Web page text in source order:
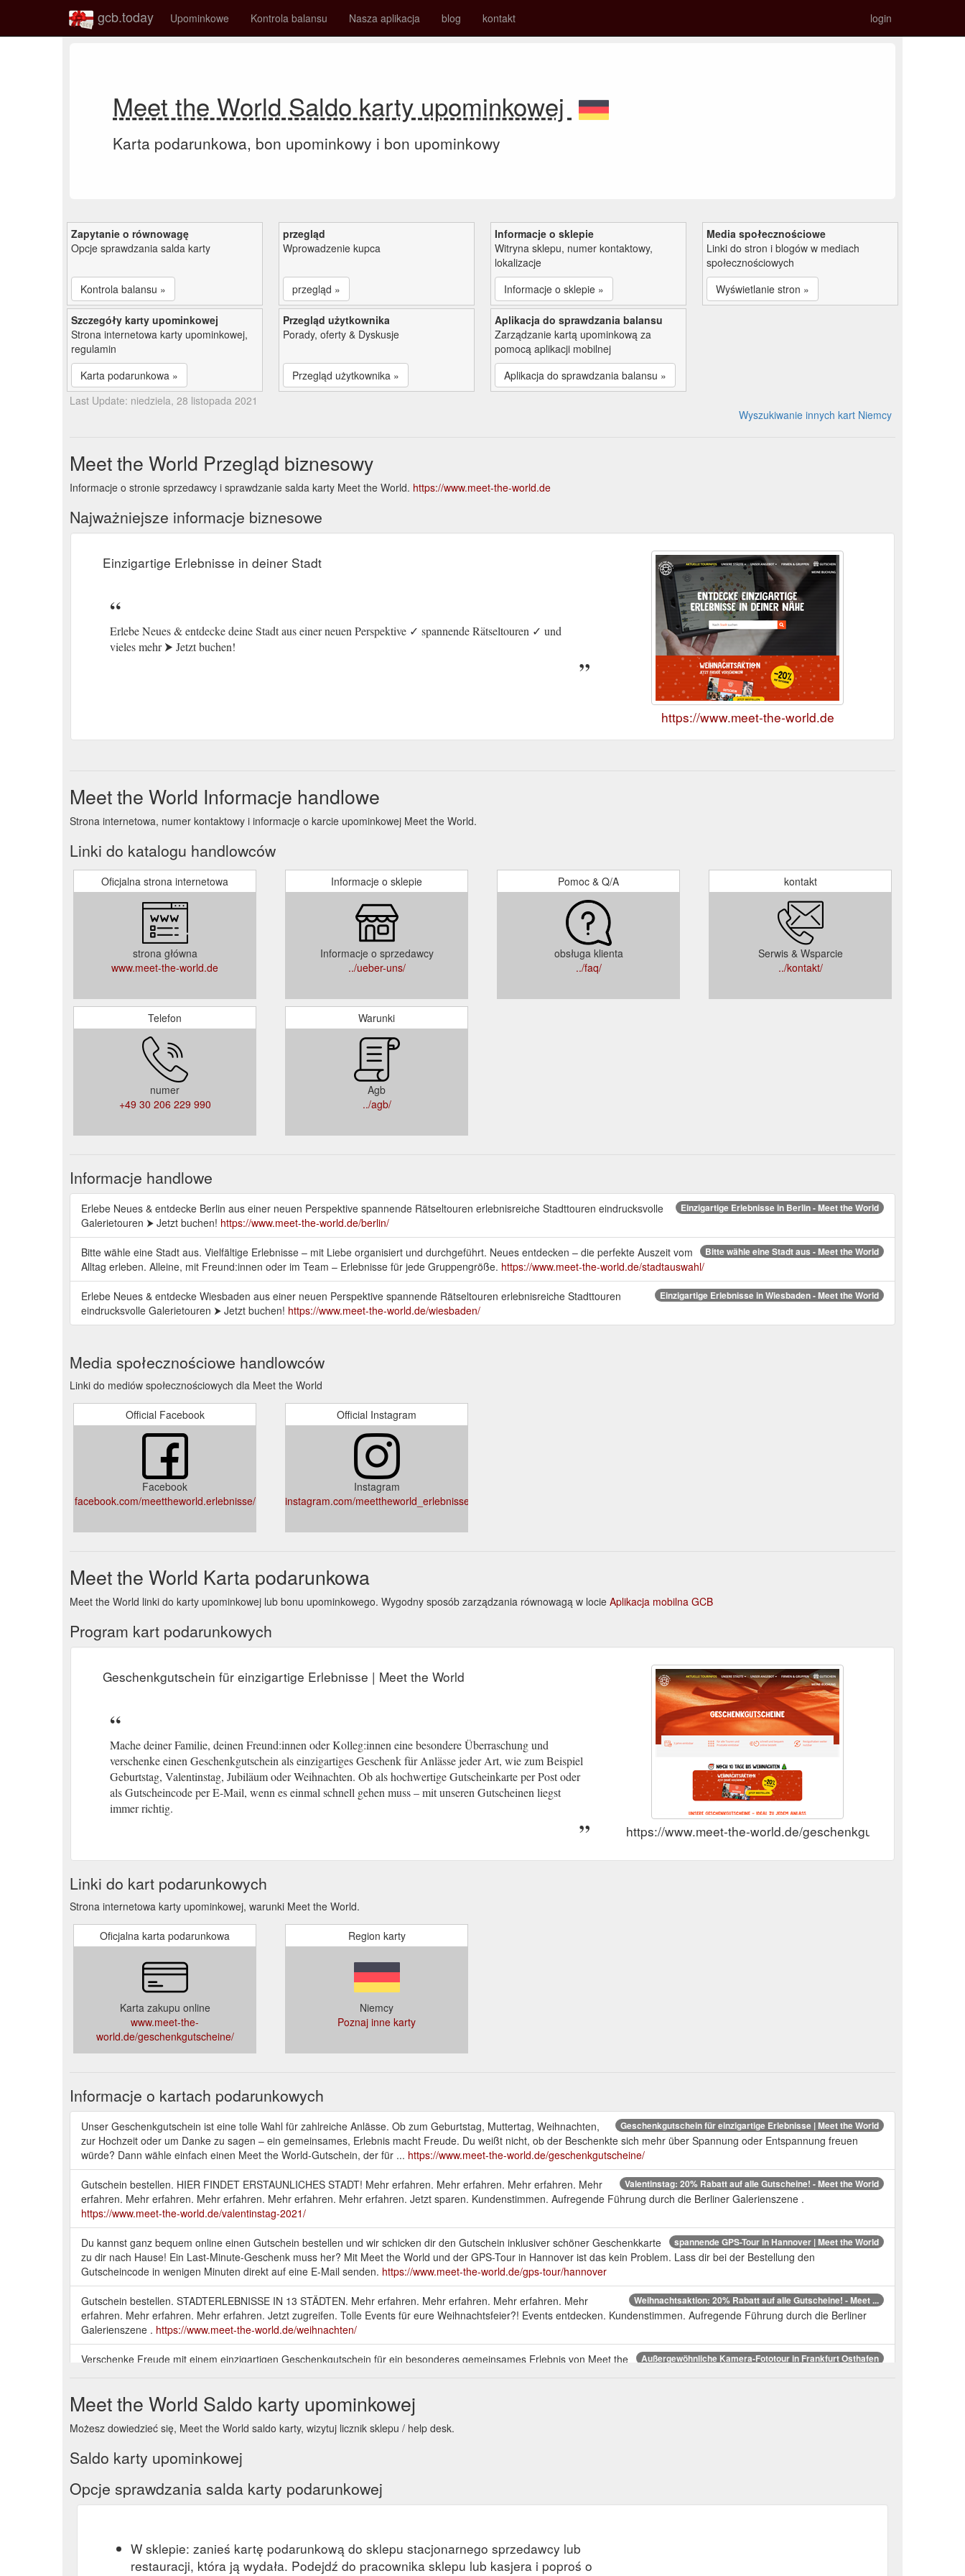
gcb.today Upominkowe Kontrola balansu Nasza aplikacja blog kontakt login
Meet the World Saldo karty upominkowej
Karta podarunkowa, bon upominkowy i bon upominkowy
Zapytanie o równowagę
Opcje sprawdzania salda karty
Kontrola balansu »
przegląd
Wprowadzenie kupca
przegląd »
Informacje o sklepie
Witryna sklepu, numer kontaktowy,
lokalizacje
Informacje o sklepie »
Media społecznościowe
Linki do stron i blogów w mediach
społecznościowych
Wyświetlanie stron »
Szczegóły karty upominkowej
Strona internetowa karty upominkowej,
regulamin
Karta podarunkowa »
Przegląd użytkownika
Porady, oferty & Dyskusje
Przegląd użytkownika »
Aplikacja do sprawdzania balansu
Zarządzanie kartą upominkową za
pomocą aplikacji mobilnej
Aplikacja do sprawdzania balansu »
Last Update: niedziela, 28 listopada 2021
Wyszukiwanie innych kart Niemcy
Meet the World Przegląd biznesowy
Informacje o stronie sprzedawcy i sprawdzanie salda karty Meet the World. https://www.meet-the-world.de
Najważniejsze informacje biznesowe
Einzigartige Erlebnisse in deiner Stadt
Erlebe Neues & entdecke deine Stadt aus einer neuen Perspektive ✓ spannende Rätseltouren ✓ und
vieles mehr ⮞ Jetzt buchen!
https://www.meet-the-world.de
Meet the World Informacje handlowe
Strona internetowa, numer kontaktowy i informacje o karcie upominkowej Meet the World.
Linki do katalogu handlowców
Oficjalna strona internetowa
strona główna
www.meet-the-world.de
Informacje o sklepie
Informacje o sprzedawcy
../ueber-uns/
Pomoc & Q/A
obsługa klienta
../faq/
kontakt
Serwis & Wsparcie
../kontakt/
Telefon
numer
+49 30 206 229 990
Warunki
Agb
../agb/
Informacje handlowe
Einzigartige Erlebnisse in Berlin - Meet the World
Erlebe Neues & entdecke Berlin aus einer neuen Perspektive spannende Rätseltouren erlebnisreiche Stadttouren eindrucksvolle
Galerietouren ⮞ Jetzt buchen! https://www.meet-the-world.de/berlin/
Bitte wähle eine Stadt aus - Meet the World
Bitte wähle eine Stadt aus. Vielfältige Erlebnisse – mit Liebe organisiert und durchgeführt. Neues entdecken – die perfekte Auszeit vom
Alltag erleben. Alleine, mit Freund:innen oder im Team – Erlebnisse für jede Gruppengröße. https://www.meet-the-world.de/stadtauswahl/
Einzigartige Erlebnisse in Wiesbaden - Meet the World
Erlebe Neues & entdecke Wiesbaden aus einer neuen Perspektive spannende Rätseltouren erlebnisreiche Stadttouren
eindrucksvolle Galerietouren ⮞ Jetzt buchen! https://www.meet-the-world.de/wiesbaden/
Media społecznościowe handlowców
Linki do mediów społecznościowych dla Meet the World
Official Facebook
Facebook
facebook.com/meettheworld.erlebnisse/
Official Instagram
Instagram
instagram.com/meettheworld_erlebnisse/
Meet the World Karta podarunkowa
Meet the World linki do karty upominkowej lub bonu upominkowego. Wygodny sposób zarządzania równowagą w locie Aplikacja mobilna GCB
Program kart podarunkowych
Geschenkgutschein für einzigartige Erlebnisse | Meet the World
Mache deiner Familie, deinen Freund:innen oder Kolleg:innen eine besondere Überraschung und
verschenke einen Geschenkgutschein als einzigartiges Geschenk für Anlässe jeder Art, wie zum Beispiel
Geburtstag, Valentinstag, Jubiläum oder Weihnachten. Ob als hochwertige Gutscheinkarte per Post oder
als Gutscheincode per E-Mail, wenn es einmal schnell gehen muss – mit unseren Gutscheinen liegst
immer richtig.
https://www.meet-the-world.de/geschenkgutscheine/
Linki do kart podarunkowych
Strona internetowa karty upominkowej, warunki Meet the World.
Oficjalna karta podarunkowa
Karta zakupu online
www.meet-the-
world.de/geschenkgutscheine/
Region karty
Niemcy
Poznaj inne karty
Informacje o kartach podarunkowych
Geschenkgutschein für einzigartige Erlebnisse | Meet the World
Unser Geschenkgutschein ist eine tolle Wahl für zahlreiche Anlässe. Ob zum Geburtstag, Muttertag, Weihnachten,
zur Hochzeit oder um Danke zu sagen – ein gemeinsames, Erlebnis macht Freude. Du weißt nicht, ob der Beschenkte sich mehr über Spannung oder Entspannung freuen
würde? Dann wähle einfach einen Meet the World-Gutschein, der für ... https://www.meet-the-world.de/geschenkgutscheine/
Valentinstag: 20% Rabatt auf alle Gutscheine! - Meet the World
Gutschein bestellen. HIER FINDET ERSTAUNLICHES STADT! Mehr erfahren. Mehr erfahren. Mehr erfahren. Mehr
erfahren. Mehr erfahren. Mehr erfahren. Mehr erfahren. Mehr erfahren. Jetzt sparen. Kundenstimmen. Aufregende Führung durch die Berliner Galerienszene .
https://www.meet-the-world.de/valentinstag-2021/
spannende GPS-Tour in Hannover | Meet the World
Du kannst ganz bequem online einen Gutschein bestellen und wir schicken dir den Gutschein inklusiver schöner Geschenkkarte
zu dir nach Hause! Ein Last-Minute-Geschenk muss her? Mit Meet the World und der GPS-Tour in Hannover ist das kein Problem. Lass dir bei der Bestellung den
Gutscheincode in wenigen Minuten direkt auf eine E-Mail senden. https://www.meet-the-world.de/gps-tour/hannover
Weihnachtsaktion: 20% Rabatt auf alle Gutscheine! - Meet ...
Gutschein bestellen. STADTERLEBNISSE IN 13 STÄDTEN. Mehr erfahren. Mehr erfahren. Mehr erfahren. Mehr
erfahren. Mehr erfahren. Mehr erfahren. Jetzt zugreifen. Tolle Events für eure Weihnachtsfeier?! Events entdecken. Kundenstimmen. Aufregende Führung durch die Berliner
Galerienszene . https://www.meet-the-world.de/weihnachten/
Außergewöhnliche Kamera-Fototour in Frankfurt Osthafen
Verschenke Freude mit einem einzigartigen Geschenkgutschein für ein besonderes gemeinsames Erlebnis von Meet the
Verschenke Freude mit einem einzigartigen Geschenkgutschein für ein besonderes gemeinsames Erlebnis von Meet
the World. Bei unserer Weihnachtsaktion erhältst du 20% Rabatt auf alle Gutscheine! Zu unseren Gutscheinen. Entdecke unser Angebot. Firmentouren.
Bei unserer Weihnachtsaktion erhältst du 20% Rabatt auf alle Gutscheine! Zu unseren Gutscheinen. Entdecke unser Angebot. Firmentouren.
world.de/hamburg/raetsel/st-pauli-krimi-raetseltour/
Meet the World Saldo karty upominkowej
Możesz dowiedzieć się, Meet the World saldo karty, wizytuj licznik sklepu / help desk.
Saldo karty upominkowej
Opcje sprawdzania salda karty podarunkowej
W sklepie: zanieś kartę podarunkową do sklepu stacjonarnego sprzedawcy lub
restauracji, która ją wydała. Podejdź do pracownika sklepu lub kasjera i poproś o